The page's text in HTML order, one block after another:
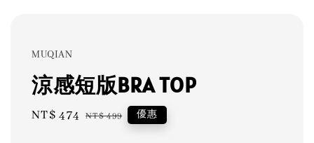
MUQIAN
涼感短版BRA TOP
Sale
NT$ 474 Regular
NT$ 499 優惠